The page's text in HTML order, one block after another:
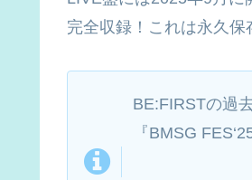
完全収録！これは永久保
BE:FIRSTの過
『BMSG